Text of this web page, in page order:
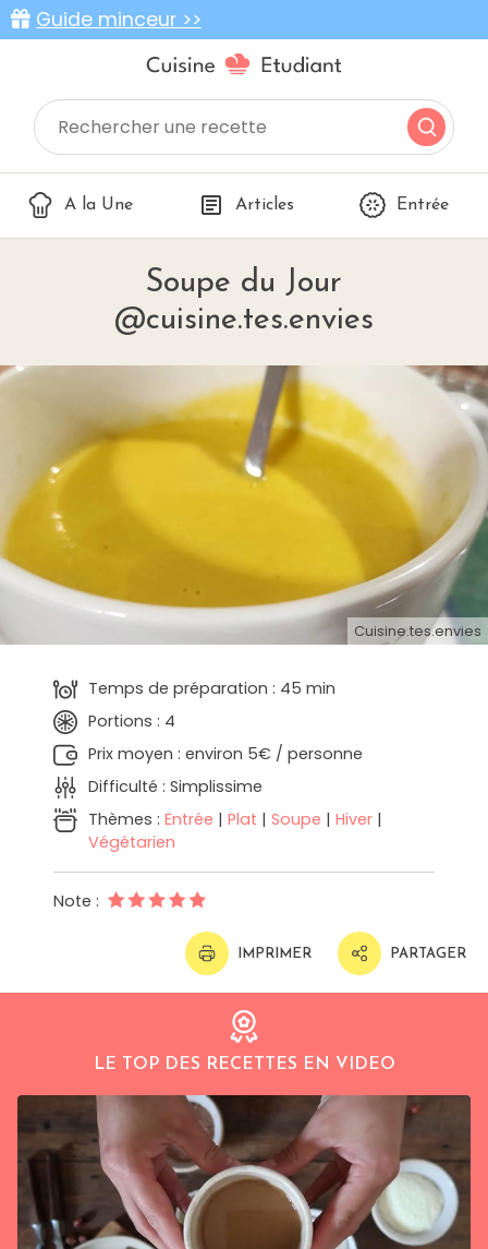
Guide minceur >>
A la Une Articles Entrée
Soupe du Jour
@cuisine.tes.envies
Cuisine.tes.envies
Temps de préparation : 45 min
Portions : 4
Prix moyen : environ 5€ / personne
Difficulté : Simplissime
Thèmes : Entrée | Plat | Soupe | Hiver |
Végétarien
Note :
IMPRIMER PARTAGER
LE TOP DES RECETTES EN VIDEO